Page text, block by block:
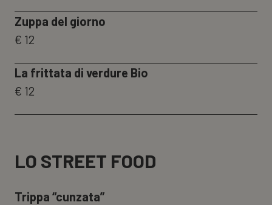
Zuppa del giorno
€ 12
La frittata di verdure Bio
€ 12
LO STREET FOOD
Trippa “cunzata”